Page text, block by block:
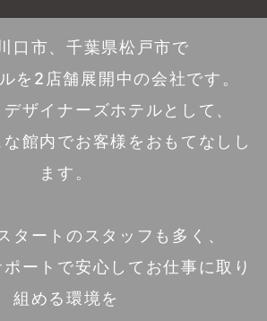
口市、千葉県松戸市で
を2店舗展開中の会社です。
ザイナーズホテルとして、
館内でお客様をおもてなしし
ます。
タートのスタッフも多く、
ートで安心してお仕事に取り
組める環境を